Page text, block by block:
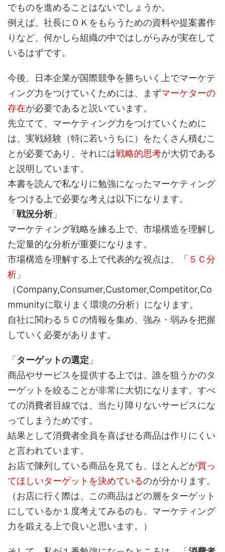
でものを進めることはないでしょうか。
例えば、社長にＯＫをもらうための資料や提案書作
りなど、何かしら組織の中ではしがらみが実在して
いるはずです。
今後、日本企業が国際競争を勝ちいく上でマーケテ
ィング力をつけていくためには、まずマーケターの
存在が必要であると説いています。
先立てて、マーケティング力をつけていくために
は、実戦経験（特に若いうちに）をたくさん積むこ
とが必要であり、それには戦略的思考が大切である
と説明しています。
本書を読んで私なりに勉強になったマーケティング
をつける上で必要な考えは以下になります。
「 戦況分析」
マーケティング戦略を練る上で、市場構造を理解し
た定量的な分析が重要になります。
市場構造を理解する上で代表的な視点は、「 ５Ｃ分
析 」
（Company,Consumer,Customer,Competitor,Co
mmunityに取りまく環境の分析）になります。
自社に関わる５Ｃの情報を集め、強み・弱みを把握
していく必要があります。
「 ターゲットの選定 」
商品やサービスを提供する上では、誰を狙うかのタ
ーゲットを絞ることが非常に大切になります。すべ
ての消費者目線では、当たり障りないサービスにな
ってしまうためです。
結果として消費者全員を喜ばせる商品は作りにくい
と言われています。
お店で陳列している商品を見ても、ほとんどが買っ
てほしいターゲットを決めているのが分かります。
（お店に行く際は、この商品はどの層をターゲット
にしているか１度考えてみるのも、マーケティング
力を鍛える上で良いと思います。）